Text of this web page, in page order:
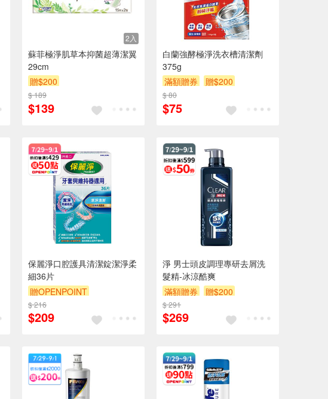
2入
蘇菲極淨肌草本抑菌超薄潔翼
29cm
贈$200
$ 189
$139
白蘭強酵極淨洗衣槽清潔劑
375g
滿額贈券
贈$200
$ 80
$75
保麗淨口腔護具清潔錠潔淨柔
細36片
贈OPENPOINT
贈OPENPOINT
$ 216
$209
淨 男士頭皮調理專研去屑洗
髮精-冰涼酷爽
滿額贈券
贈$200
$ 291
$269